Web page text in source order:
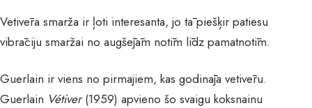
Vetivēra smarža ir ļoti interesanta, jo tā piešķir patiesu
vibrāciju smaržai no augšējām notīm līdz pamatnotīm.
Guerlain ir viens no pirmajiem, kas godināja vetivēru.
Guerlain Vétiver(1959) apvieno šo svaigu koksnainu